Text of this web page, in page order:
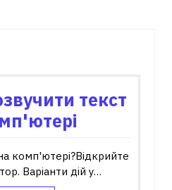
текст
комп'ютері?Відкрийте
Варіанти дій у…